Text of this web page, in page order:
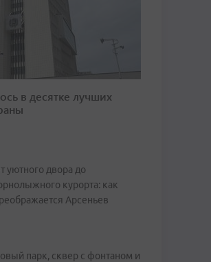
в десятке лучших
уютного двора до
курорта: как
Арсеньев
парк, сквер с фонтаном и